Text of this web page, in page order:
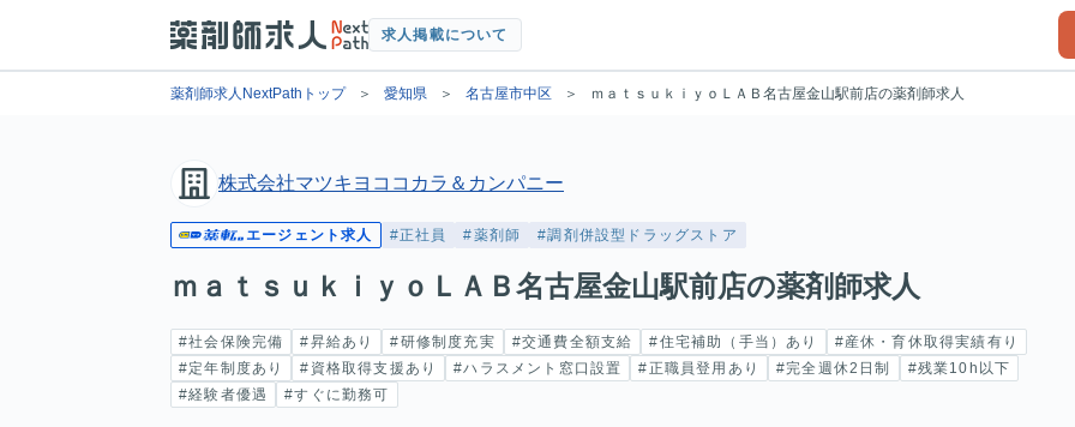
求人掲載について
薬剤師求人NextPathトップ 愛知県 名古屋市中区 ｍａｔｓｕｋｉｙｏＬＡＢ名古屋金山駅前店の薬剤師求人
株式会社マツキヨココカラ＆カンパニー
エージェント求人 #正社員 #薬剤師 #調剤併設型ドラッグストア
ｍａｔｓｕｋｉｙｏＬＡＢ名古屋金山駅前店の薬剤師求人
#社会保険完備 #昇給あり #研修制度充実 #交通費全額支給 #住宅補助（手当）あり
#産休・育休取得実績有り
#定年制度あり
#資格取得支援あり #ハラスメント窓口設置 #正職員登用あり #完全週休2日制
#残業10h以下
#経験者優遇
#すぐに勤務可